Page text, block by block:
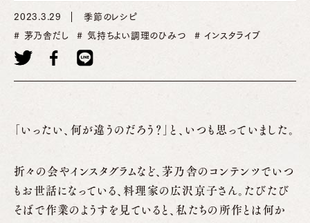
2023.3.29 季節のレシピ
茅乃舎だし 気持ちよい調理のひみつ インスタライブ
「いったい、何が違うのだろう？」と、いつも思っていました。
折々の会やインスタグラムなど、茅乃舎のコンテンツでいつ
もお世話になっている、料理家の広沢京子さん。たびたび
そばで作業のようすを見ていると、私たちの所作とは何か